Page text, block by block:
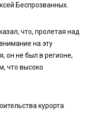
Беспрозванных.
что, пролетая над
на эту
он не был в регионе,
что высоко
курорта